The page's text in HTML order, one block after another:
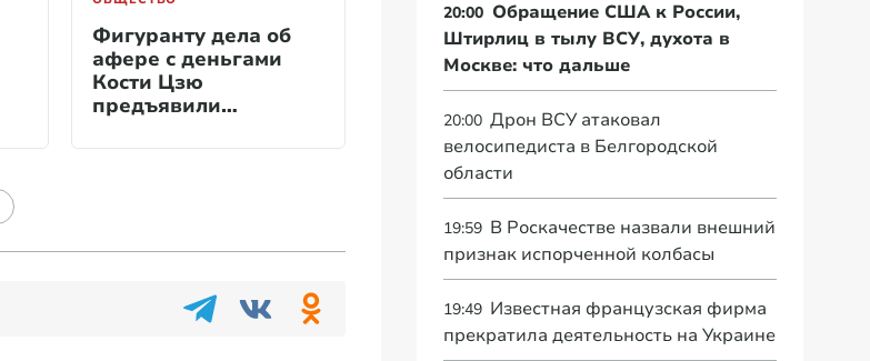
Фигуранту дела об
афере с деньгами
Кости Цзю
предъявили
20:00 Обращение США к России,
Штирлиц в тылу ВСУ, духота в
Москве: что дальше
20:00 Дрон ВСУ атаковал
велосипедиста в Белгородской
области
19:59 В Роскачестве назвали внешний
признак испорченной колбасы
19:49 Известная французская фирма
прекратила деятельность на Украине